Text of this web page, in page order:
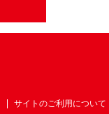
サイトのご利用について